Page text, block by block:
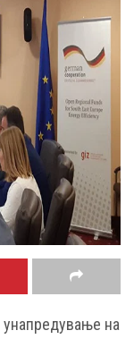
на